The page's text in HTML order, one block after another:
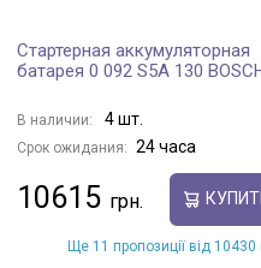
Стартерная аккумуляторная
батарея 0 092 S5A 130
В наличии: 4 шт.
Срок ожидания: 24 часа
10615
Ще 11 пропозиції від 10430